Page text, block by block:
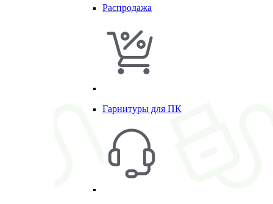
Распродажа
Гарнитуры для ПК